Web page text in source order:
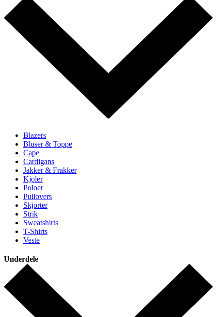
Blazers
Bluser & Toppe
Cape
Cardigans
Jakker & Frakker
Kjoler
Poloer
Pullovers
Skjorter
Strik
Sweatshirts
T-Shirts
Veste
Underdele